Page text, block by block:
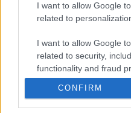
I want to allow Google
related to
I want to allow Google
related to security,
functionality and fraud
user protection.
CONFIRM
Διαβάστε ακόμη
Χωρίς
Γη: Η
ανατρέπει
Πέθανε ο